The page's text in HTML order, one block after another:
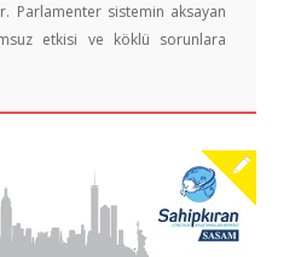
Parlamenter sistemin aksayan
etkisi ve köklü sorunlara